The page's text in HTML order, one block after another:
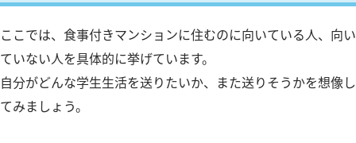
ここでは、食事付きマンションに住むのに向いている人、向い
ていない人を具体的に挙げています。
自分がどんな学生生活を送りたいか、また送りそうかを想像し
てみましょう。